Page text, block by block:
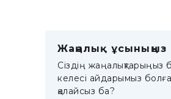
Жаңалық ұсыныңыз
Сіздің жаңалықтарыңыз
келесі айдарымыз
қалайсыз ба?